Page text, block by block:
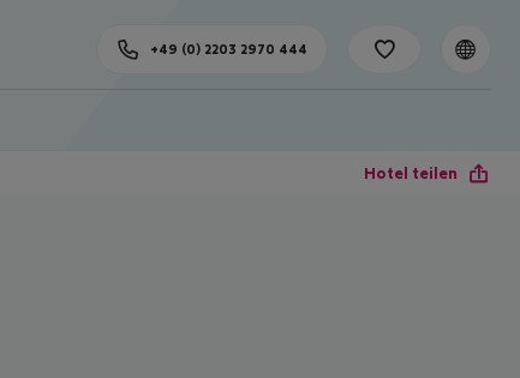
+49 (0) 2203 2970 444
Hotel teilen